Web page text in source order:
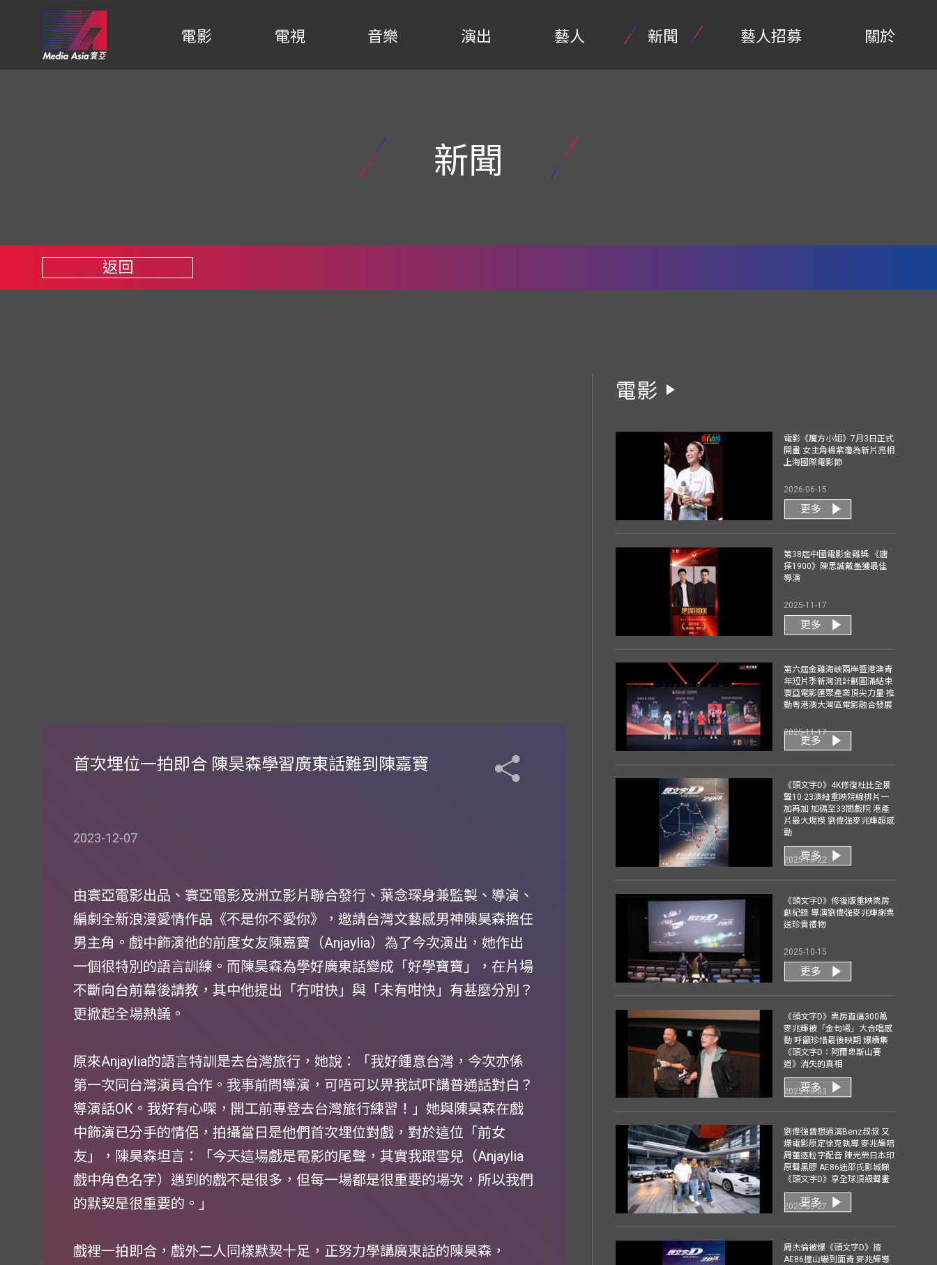
電影 電視 音樂 演出 藝人 新聞 藝人招募 關於
新聞
返回
首次埋位一拍即合 陳昊森學習廣東話難到陳嘉寶
2023-12-07
由寰亞電影出品、寰亞電影及洲立影片聯合發行、葉念琛身兼監製、導演、
編劇全新浪漫愛情作品《不是你不愛你》，邀請台灣文藝感男神陳昊森擔任
男主角。戲中飾演他的前度女友陳嘉寶（Anjaylia）為了今次演出，她作出
一個很特別的語言訓練。而陳昊森為學好廣東話變成「好學寶寶」，在片場
不斷向台前幕後請教，其中他提出「冇咁快」與「未有咁快」有甚麼分別？
更掀起全場熱議。
原來Anjaylia的語言特訓是去台灣旅行，她說：「我好鍾意台灣，今次亦係
第一次同台灣演員合作。我事前問導演，可唔可以畀我試吓講普通話對白？
導演話OK。我好有心㗎，開工前專登去台灣旅行練習！」她與陳昊森在戲
中飾演已分手的情侶，拍攝當日是他們首次埋位對戲，對於這位「前女
友」，陳昊森坦言：「今天這場戲是電影的尾聲，其實我跟雪兒（Anjaylia
戲中角色名字）遇到的戲不是很多，但每一場都是很重要的場次，所以我們
的默契是很重要的。」
戲裡一拍即合，戲外二人同樣默契十足，正努力學講廣東話的陳昊森，
電影
電影《魔方小姐》7月3日正式
開畫 女主角楊紫瓊為新片亮相
上海國際電影節
2026-06-15
更多
第38屆中國電影金雞獎 《唐
探1900》陳思誠戴墨獲最佳
導演
2025-11-17
更多
第六屆金雞海峽兩岸暨港澳青
年短片季新灣流計劃圓滿結束
寰亞電影匯聚產業頂尖力量 推
動粵港澳大灣區電影融合發展
2025-11-17
更多
《頭文字D》4K修復杜比全景
聲10.23澳紐重映院線排片一
加再加 加碼至33間戲院 港產
片最大規模 劉偉強麥兆輝超感
動
2025-10-22
更多
《頭文字D》修復版重映票房
創紀錄 導演劉偉強麥兆輝謝票
送珍貴禮物
2025-10-15
更多
《頭文字D》票房直逼300萬
麥兆輝被「金句場」大合唱感
動 呼籲珍惜最後映期 爆續集
《頭文字D：阿爾卑斯山賽
道》消失的真相
2025-10-03
更多
劉偉強曾想過演Benz叔叔 又
爆電影原定徐克執導 麥兆輝陪
周董逐粒字配音 陳光榮日本印
原聲黑膠 AE86迷邵氏影城睇
《頭文字D》享全球頂級聲畫
2025-09-27
更多
周杰倫被爆《頭文字D》揸
AE86撞山嚇到面青 麥兆輝導